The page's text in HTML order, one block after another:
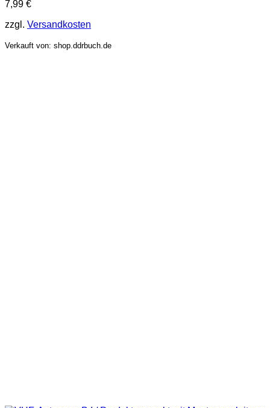
7,99 €
zzgl. Versandkosten
Verkauft von: shop.ddrbuch.de